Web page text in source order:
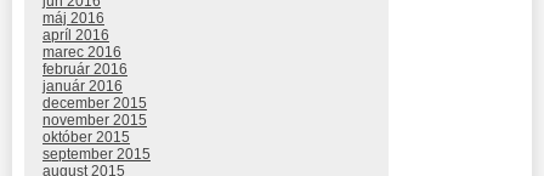
máj 2016
apríl 2016
marec 2016
február 2016
január 2016
december 2015
november 2015
október 2015
september 2015
august 2015